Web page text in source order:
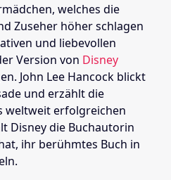
welches die
Zuseher höher schlagen
und liebevollen
Version von Disney
John Lee Hancock blickt
und erzählt die
weltweit erfolgreichen
Disneydie Buchautorin
ihr berühmtes Buch in